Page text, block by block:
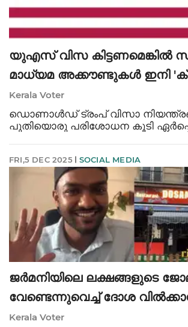
യുഎസ് വിസ കിട്ടണമെങ്കിൽ
മാധ്യമ അക്കൗണ്ടുകൾ ഇനി
ആയിരിക്കണം; പുതിയ ഉത്തരവ്
Kerala Voter
ഡൊണാൾഡ് ട്രംപ് വിസാ
പുതിയൊരു പരിശോധന കൂടി
മാധ്യമ അക്കൗണ്ടുകൾ കൂടി
FRI,5 DEC 2025 SOCIAL MEDIA
ജർമനിയിലെ ലക്ഷങ്ങളുടെ
വേണ്ടെന്നുവെച്ച് ദോശ
ഇന്ന് പാരീസിലും ലണ്ടനിലും
Kerala Voter